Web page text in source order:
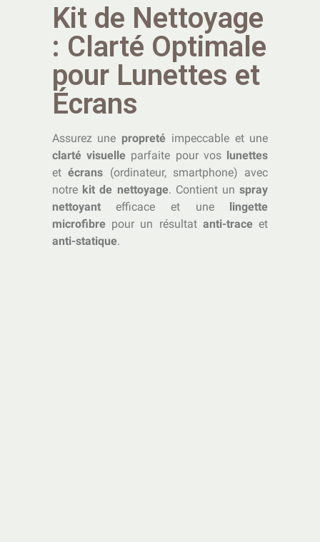
Kit de Nettoyage
: Clarté Optimale
pour Lunettes et
Écrans
Assurez une propreté impeccable et une
clarté visuelle parfaite pour vos lunettes
etécrans (ordinateur, smartphone) avec
notre kit de nettoyage. Contient unspray
nettoyantefficace et une lingette
microfibrepour un résultat anti-traceet
anti-statique.